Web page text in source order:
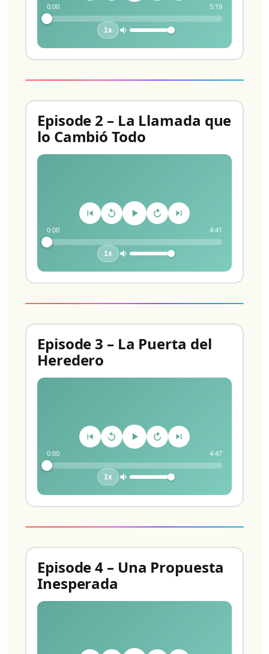
0:00 5:19
1x
Episode 2 – La Llamada que
lo Cambió Todo
0:00 4:41
1x
Episode 3 – La Puerta del
Heredero
0:00 4:47
1x
Episode 4 – Una Propuesta
Inesperada